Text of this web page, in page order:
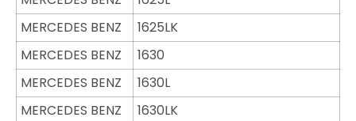
MERCEDES BENZ
1625LK
MERCEDES BENZ
1630
MERCEDES BENZ
1630L
MERCEDES BENZ
1630LK